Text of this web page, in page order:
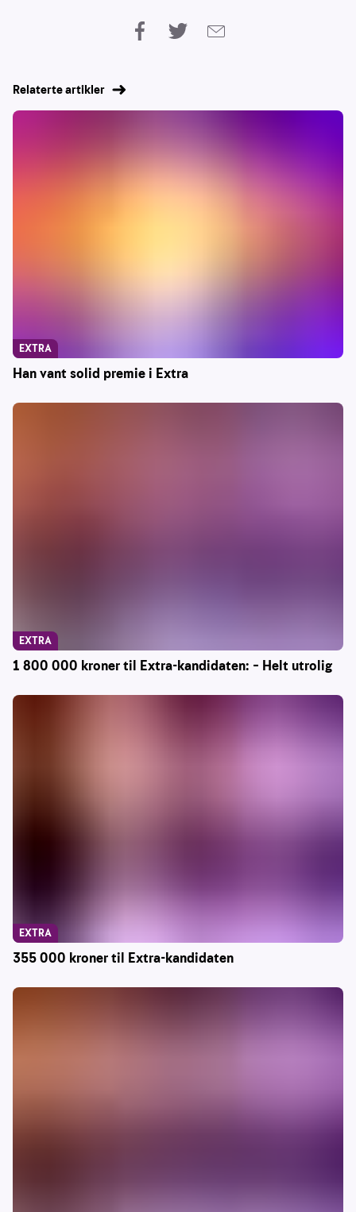
Relaterte artikler
Han vant solid premie i Extra
EXTRA
1 800 000 kroner til Extra-kandidaten: – Helt utrolig
EXTRA
355 000 kroner til Extra-kandidaten
EXTRA